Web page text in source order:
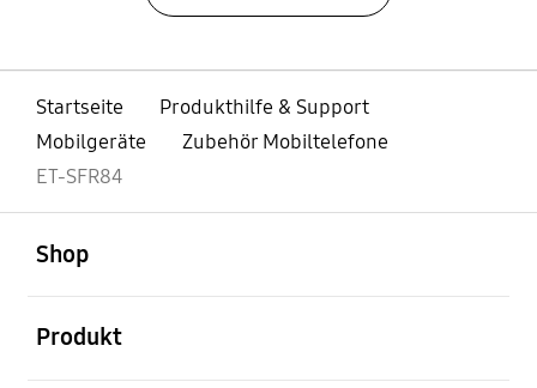
Startseite
Produkthilfe & Support
Mobilgeräte
Zubehör Mobiltelefone
ET-SFR84
Shop
Produkt